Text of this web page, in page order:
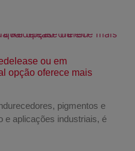
ou em
opção oferece mais
pigmentos e
e aplicações industriais, é